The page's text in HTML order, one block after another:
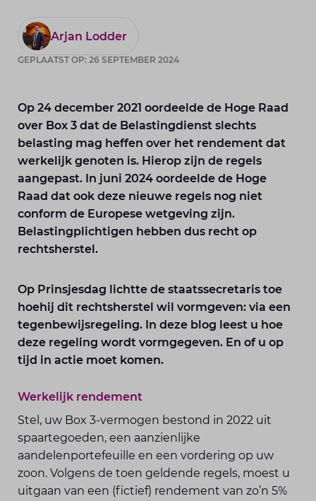
Arjan Lodder
GEPLAATST OP: 26 SEPTEMBER 2024
Op 24 december 2021 oordeelde de Hoge Raad
over Box 3 dat de Belastingdienst slechts
belasting mag heffen over het rendement dat
werkelijk genoten is. Hierop zijn de regels
aangepast. In juni 2024 oordeelde de Hoge
Raad dat ook deze nieuwe regels nog niet
conform de Europese wetgeving zijn.
Belastingplichtigen hebben dus recht op
rechtsherstel.
Op Prinsjesdag lichtte de staatssecretaris toe
hoehij dit rechtsherstel wil vormgeven: via een
tegenbewijsregeling. In deze blog leest u hoe
deze regeling wordt vormgegeven. En of u op
tijd in actie moet komen.
Werkelijk rendement
Stel, uw Box 3-vermogen bestond in 2022 uit
spaartegoeden, een aanzienlijke
aandelenportefeuille en een vordering op uw
zoon. Volgens de toen geldende regels, moest u
uitgaan van een (fictief) rendement van zo’n 5%